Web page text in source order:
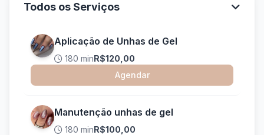
Todos os Serviços
Aplicação de Unhas de Gel
180 minR$120,00
Agendar
Manutenção unhas de gel
180 minR$100,00